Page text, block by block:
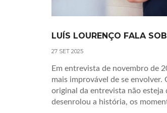
LUÍS LOURENÇO FALA
27 SET 2025
Em entrevista de novembro de
mais improvável de se
original da entrevista não
desenrolou a história, os